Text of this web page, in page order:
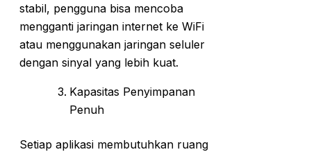
stabil, pengguna bisa mencoba
mengganti jaringan internet ke WiFi
atau menggunakan jaringan seluler
dengan sinyal yang lebih kuat.
Kapasitas Penyimpanan
Penuh
Setiap aplikasi membutuhkan ruang